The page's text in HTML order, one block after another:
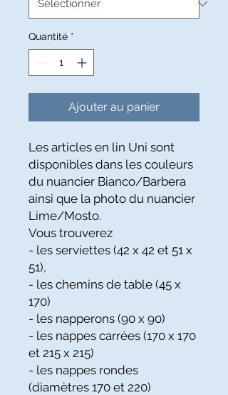
Quantité *
Ajouter au panier
Les articles en lin Uni sont
disponibles dans les couleurs
du nuancier Bianco/Barbera
ainsi que la photo du nuancier
Lime/Mosto.
Vous trouverez
- les serviettes (42 x 42 et 51 x
51),
- les chemins de table (45 x
170)
- les napperons (90 x 90)
- les nappes carrées (170 x 170
et 215 x 215)
- les nappes rondes
(diamètres 170 et 220)